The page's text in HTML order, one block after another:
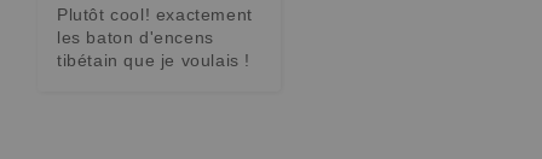
Plutôt cool! exactement
les baton d'encens
tibétain que je voulais !